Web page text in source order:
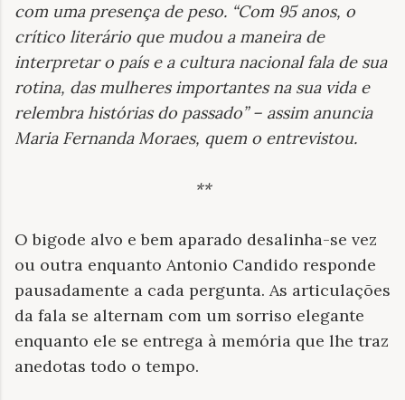
com uma presença de peso. “Com 95 anos, o
crítico literário que mudou a maneira de
interpretar o país e a cultura nacional fala de sua
rotina, das mulheres importantes na sua vida e
relembra histórias do passado” – assim anuncia
Maria Fernanda Moraes, quem o entrevistou.
**
O bigode alvo e bem aparado desalinha-se vez
ou outra enquanto Antonio Candido responde
pausadamente a cada pergunta. As articulações
da fala se alternam com um sorriso elegante
enquanto ele se entrega à memória que lhe traz
anedotas todo o tempo.